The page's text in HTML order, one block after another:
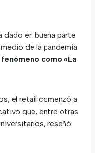
dado en buena parte
de la pandemia
como «La
el retail comenzó a
que, entre otras
reseñó